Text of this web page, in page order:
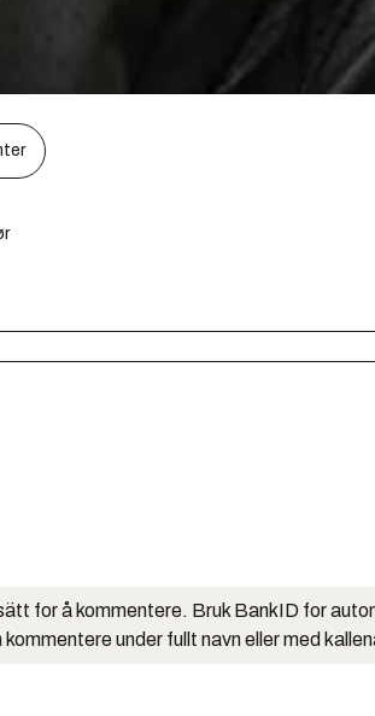
for å kommentere. Bruk BankID for
under fullt navn eller med